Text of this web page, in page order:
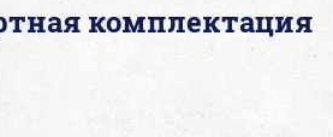
комплектация